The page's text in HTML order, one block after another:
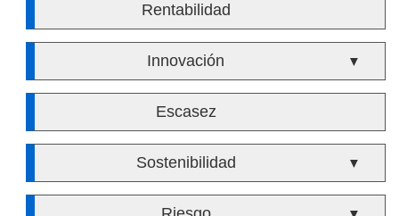
Rentabilidad
Innovación ▼
Escasez
Sostenibilidad ▼